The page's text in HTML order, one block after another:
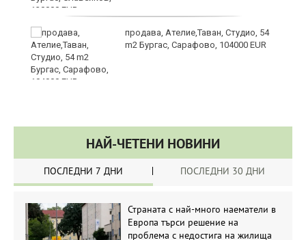
продава, Ателие,Таван, Студио, 54
m2 Бургас, Сарафово, 104000 EUR
НАЙ-ЧЕТЕНИ НОВИНИ
ПОСЛЕДНИ 7 ДНИ ПОСЛЕДНИ 30 ДНИ
Страната с най-много наематели в
Европа търси решение на
проблема с недостига на жилища